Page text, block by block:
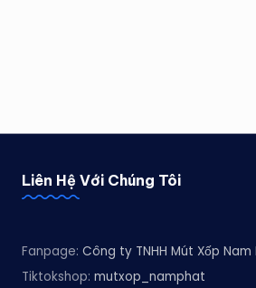
Liên Hệ Với Chúng Tôi
Fanpage: Công ty TNHH Mút Xốp
Tiktokshop: mutxop_namphat